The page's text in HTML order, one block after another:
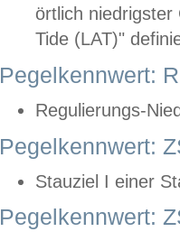
örtlich
Tide (LAT)"
Pegelkennwert:
Regulierungs-
Pegelkennwert:
Stauziel I einer
Pegelkennwert: